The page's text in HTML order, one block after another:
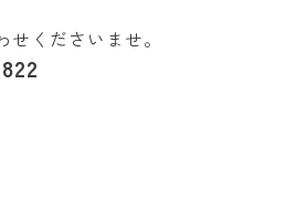
くださいませ。